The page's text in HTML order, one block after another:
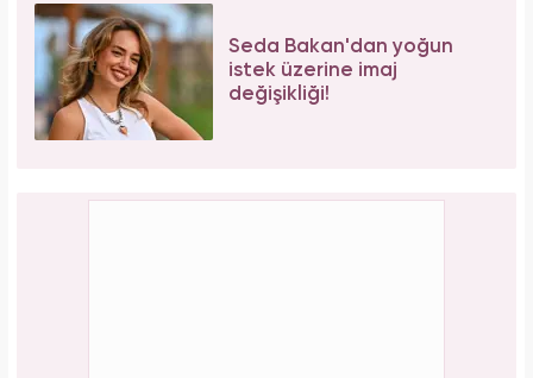
Seda Bakan'dan yoğun
istek üzerine imaj
değişikliği!